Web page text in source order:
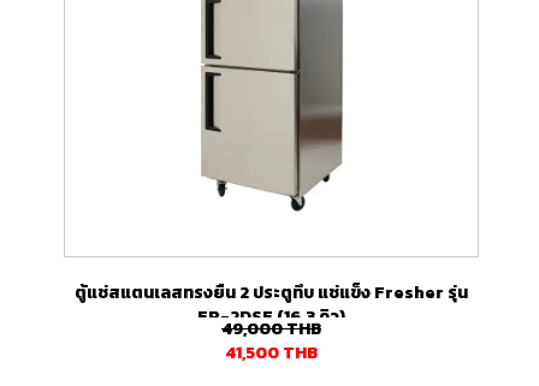
ตู้แช่สแตนเลสทรงยืน 2 ประตูทึบ แช่แข็ง Fresher รุ่น
FR-2DSF (16.3 คิว)
49,000THB
41,500THB